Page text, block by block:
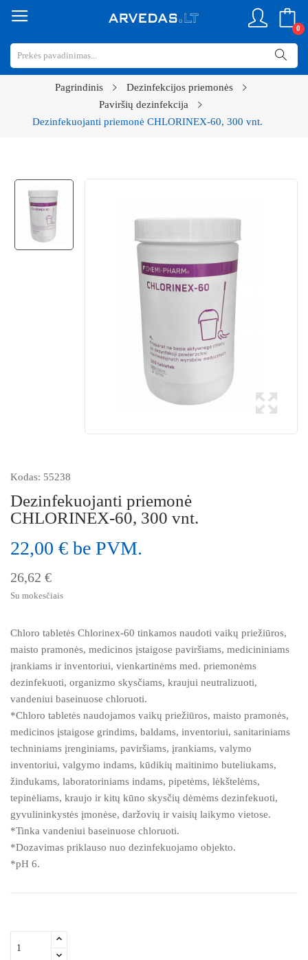
0
Pagrindinis
Dezinfekcijos priemonės
Paviršių dezinfekcija
Dezinfekuojanti priemonė CHLORINEX-60, 300 vnt.
Kodas: 55238
Dezinfekuojanti priemonė
CHLORINEX-60, 300 vnt.
22,00 € be PVM.
26,62 €
Su mokesčiais
Chloro tabletės Chlorinex-60 tinkamos naudoti vaikų priežiūros,
maisto pramonės, medicinos įstaigose paviršiams, medicininiams
įrankiams ir inventoriui, vienkartinėms med. priemonėms
dezinfekuoti, organizmo skysčiams, kraujui neutralizuoti,
vandeniui baseinuose chloruoti.
*Chloro tabletės naudojamos vaikų priežiūros, maisto pramonės,
medicinos įstaigose grindims, baldams, inventoriui, sanitariniams
techniniams įrenginiams, paviršiams, įrankiams, valymo
inventoriui, valgymo indams, kūdikių maitinimo buteliukams,
žindukams, laboratoriniams indams, pipetėms, lėkštelėms,
tepinėliams, kraujo ir kitų kūno skysčių dėmėms dezinfekuoti,
gyvulininkystės įmonėse, daržovių ir vaisių laikymo vietose.
*Tinka vandeniui baseinuose chloruoti.
*Dozavimas priklauso nuo dezinfekuojamo objekto.
*pH 6.